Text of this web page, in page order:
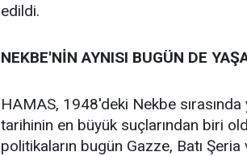
edildi.
NEKBE'NİN AYNISI BUGÜN DE
HAMAS, 1948'deki Nekbe
tarihinin en büyük suçlarından biri
politikaların bugün Gazze, Batı